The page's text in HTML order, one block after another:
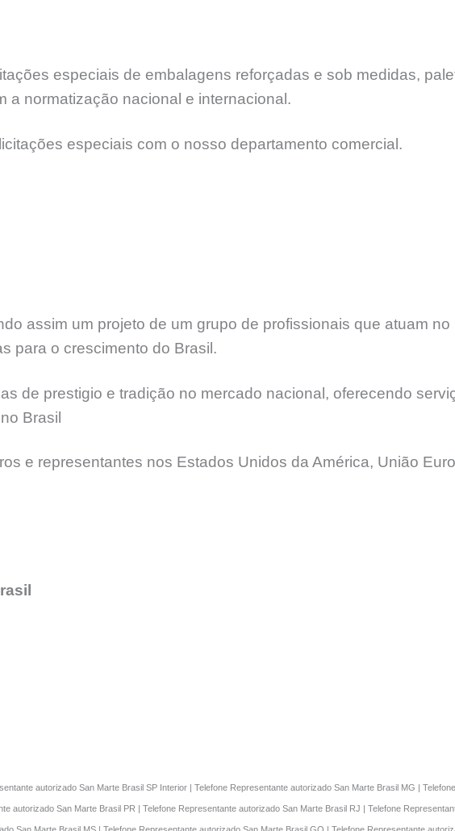
especiais de embalagens reforçadas e sob medidas,
a normatização nacional e internacional.
especiais com o nosso departamento comercial.
assim um projeto de um grupo de profissionais que atuam
para o crescimento do Brasil.
de prestigio e tradição no mercado nacional, oferecendo
Brasil
e representantes nos Estados Unidos da América, União
autorizado San Marte Brasil SP Interior | Telefone Representante autorizado San Marte Brasil MG |
autorizado San Marte Brasil PR | Telefone Representante autorizado San Marte Brasil RJ | Telefone